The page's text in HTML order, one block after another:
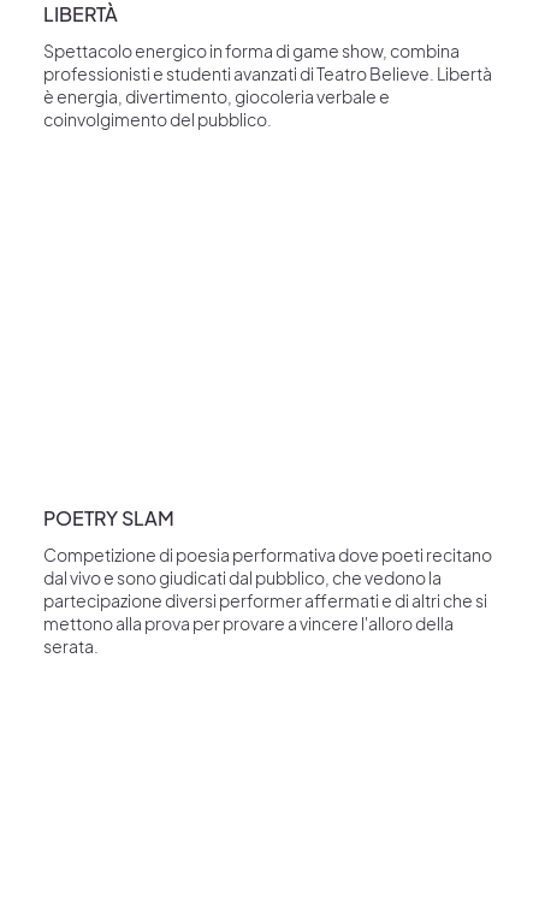
LIBERTÀ
Spettacolo energico in forma di game show, combina
professionisti e studenti avanzati di Teatro Believe. Libertà
è energia, divertimento, giocoleria verbale e
coinvolgimento del pubblico.
POETRY SLAM
Competizione di poesia performativa dove poeti recitano
dal vivo e sono giudicati dal pubblico, che vedono la
partecipazione diversi performer affermati e di altri che si
mettono alla prova per provare a vincere l'alloro della
serata.